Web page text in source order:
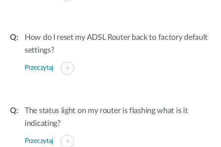
How do I reset my ADSL Router back to factory default
settings?
Przeczytaj
The status light on my router is flashing what is it
indicating?
Przeczytaj